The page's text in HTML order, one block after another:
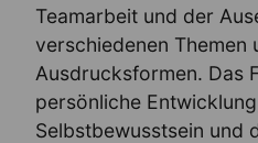
Teamarbeit und der
verschiedenen Themen
Ausdrucksformen. Das
persönliche
Selbstbewusstsein und